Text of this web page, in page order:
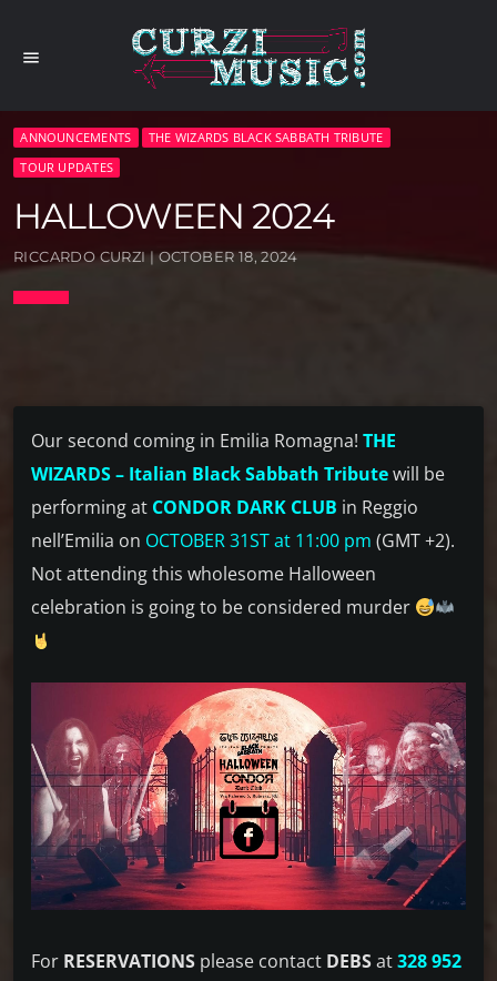
menu
ANNOUNCEMENTS
THE WIZARDS BLACK SABBATH TRIBUTE
TOUR UPDATES
HALLOWEEN 2024
RICCARDO CURZI | OCTOBER 18, 2024
Our second coming in Emilia Romagna! THE
WIZARDS – Italian Black Sabbath Tributewill be
performing at CONDOR DARK CLUB in Reggio
nell’Emilia on OCTOBER 31ST at 11:00 pm (GMT +2).
Not attending this wholesome Halloween
celebration is going to be considered murder
For RESERVATIONS please contact DEBSat328 952